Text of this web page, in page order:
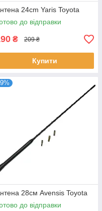
24cm Yaris Toyota
до відправки
₴ 209 ₴
Купити
28см Avensis Toyota
до відправки